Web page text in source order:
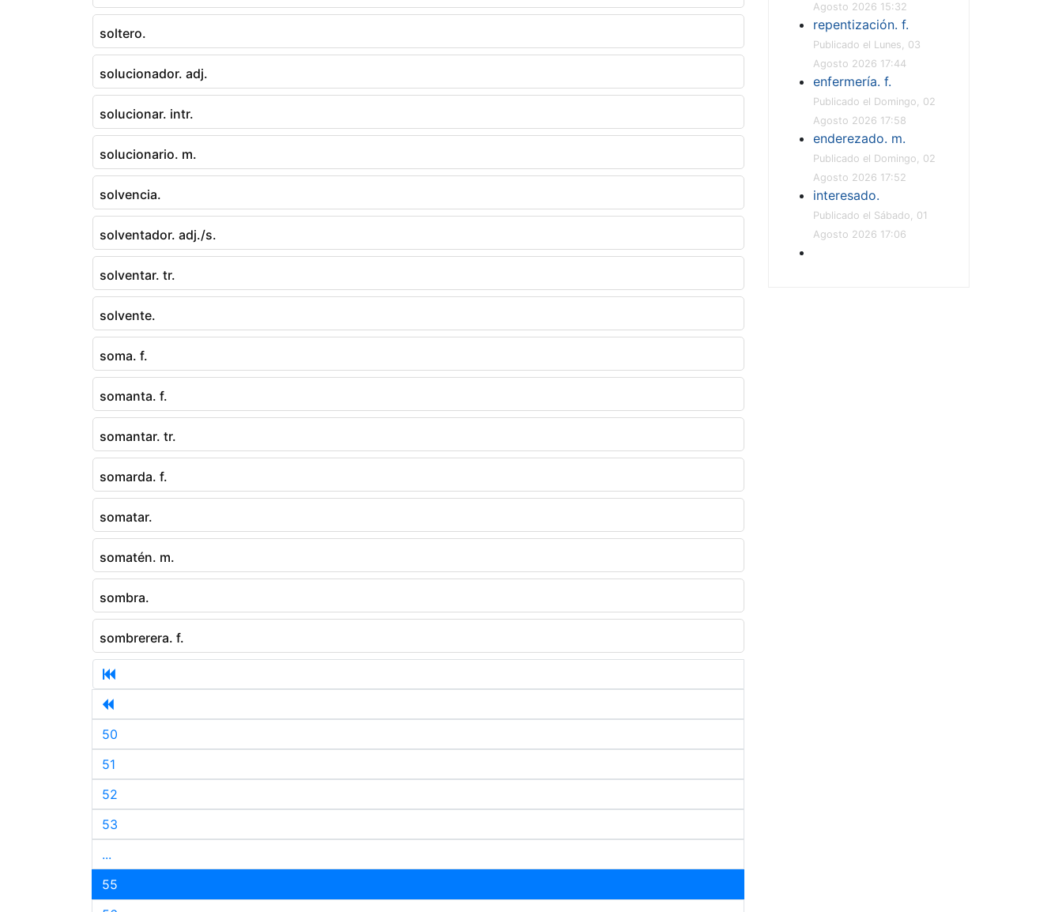
soltero.
solucionador. adj.
solucionar. intr.
solucionario. m.
solvencia.
solventador. adj./s.
solventar. tr.
solvente.
soma. f.
somanta. f.
somantar. tr.
somarda. f.
somatar.
somatén. m.
sombra.
sombrerera. f.
50
51
52
53
...
55
Agosto 2026 15:32
repentización. f.
Publicado el Lunes, 03
Agosto 2026 17:44
enfermería. f.
Publicado el Domingo, 02
Agosto 2026 17:58
enderezado. m.
Publicado el Domingo, 02
Agosto 2026 17:52
interesado.
Publicado el Sábado, 01
Agosto 2026 17:06